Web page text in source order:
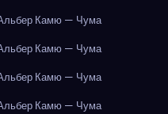
Камю — Чума
Камю — Чума
Камю — Чума
Камю — Чума